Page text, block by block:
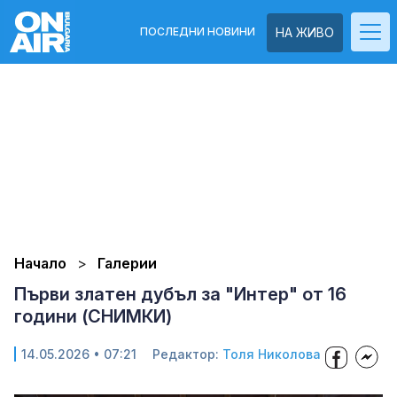
НА ЖИВО
ПОСЛЕДНИ НОВИНИ
Начало Галерии
Първи златен дубъл за "Интер" от 16
години (СНИМКИ)
14.05.2026 • 07:21 Редактор: Толя Николова